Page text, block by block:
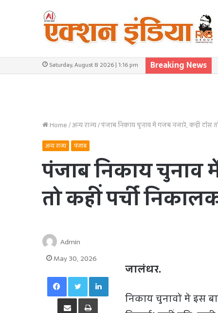
Saturday, August 8 2026 | 1:16 pm Breaking News
Home/अन्य राज्य/पंजाब निकाय चुनाव में गजब नजारे, कहीं टॉस
अन्य राज्य पंजाब
पंजाब निकाय चुनाव
तो कहीं पर्ची
जालंधर.
निकाय चुनावों में इस
Admin
May 30, 2026
Facebook Twitter LinkedIn
Share via Email Print